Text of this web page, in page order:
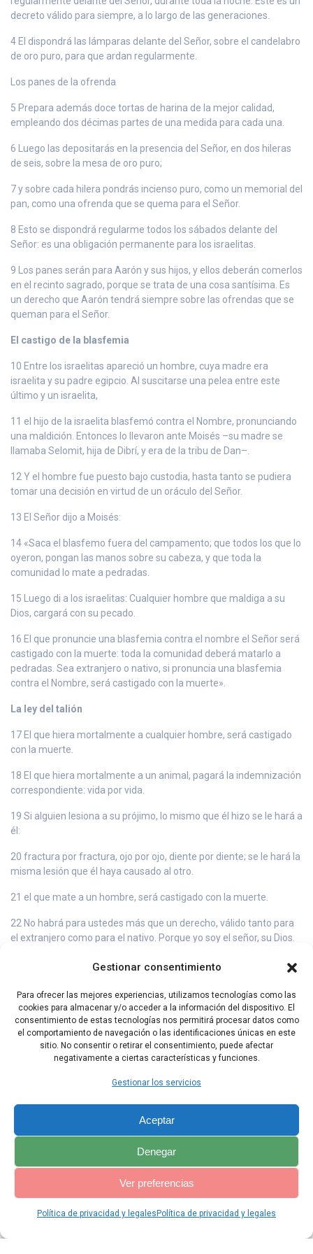
Gestionar consentimiento
Para ofrecer las mejores experiencias, utilizamos tecnologías como las
cookies para almacenar y/o acceder a la información del dispositivo. El
consentimiento de estas tecnologías nos permitirá procesar datos como
el comportamiento de navegación o las identificaciones únicas en este
sitio. No consentir o retirar el consentimiento, puede afectar
negativamente a ciertas características y funciones.
Gestionar los servicios
Aceptar
Denegar
Ver preferencias
Política de privacidad y legales Política de privacidad y legales
decreto válido para siempre, a lo largo de las generaciones.
4 El dispondrá las lámparas delante del Señor, sobre el candelabro
de oro puro, para que ardan regularmente.
Los panes de la ofrenda
5 Prepara además doce tortas de harina de la mejor calidad,
empleando dos décimas partes de una medida para cada una.
6 Luego las depositarás en la presencia del Señor, en dos hileras
de seis, sobre la mesa de oro puro;
7 y sobre cada hilera pondrás incienso puro, como un memorial del
pan, como una ofrenda que se quema para el Señor.
8 Esto se dispondrá regularme todos los sábados delante del
Señor: es una obligación permanente para los israelitas.
9 Los panes serán para Aarón y sus hijos, y ellos deberán comerlos
en el recinto sagrado, porque se trata de una cosa santísima. Es
un derecho que Aarón tendrá siempre sobre las ofrendas que se
queman para el Señor.
El castigo de la blasfemia
10 Entre los israelitas apareció un hombre, cuya madre era
israelita y su padre egipcio. Al suscitarse una pelea entre este
último y un israelita,
11 el hijo de la israelita blasfemó contra el Nombre, pronunciando
una maldición. Entonces lo llevaron ante Moisés –su madre se
llamaba Selomit, hija de Dibrí, y era de la tribu de Dan–.
12 Y el hombre fue puesto bajo custodia, hasta tanto se pudiera
tomar una decisión en virtud de un oráculo del Señor.
13 El Señor dijo a Moisés:
14 «Saca el blasfemo fuera del campamento; que todos los que lo
oyeron, pongan las manos sobre su cabeza, y que toda la
comunidad lo mate a pedradas.
15 Luego di a los israelitas: Cualquier hombre que maldiga a su
Dios, cargará con su pecado.
16 El que pronuncie una blasfemia contra el nombre el Señor será
castigado con la muerte: toda la comunidad deberá matarlo a
pedradas. Sea extranjero o nativo, si pronuncia una blasfemia
contra el Nombre, será castigado con la muerte».
La ley del talión
17 El que hiera mortalmente a cualquier hombre, será castigado
con la muerte.
18 El que hiera mortalmente a un animal, pagará la indemnización
correspondiente: vida por vida.
19 Si alguien lesiona a su prójimo, lo mismo que él hizo se le hará a
él:
20 fractura por fractura, ojo por ojo, diente por diente; se le hará la
misma lesión que él haya causado al otro.
21 el que mate a un hombre, será castigado con la muerte.
22 No habrá para ustedes más que un derecho, válido tanto para
el extranjero como para el nativo. Porque yo soy el señor, su Dios.
La aplicación del castigo
23 Así habló Moisés a los israelitas. Entonces ellos sacaron el
blasfemo fuera del campamento y lo mataron a pedradas. De
esta manera ejecutaron la orden que el Señor había dado a
Moisés.
Capítulo Anterior Capítulo Siguiente